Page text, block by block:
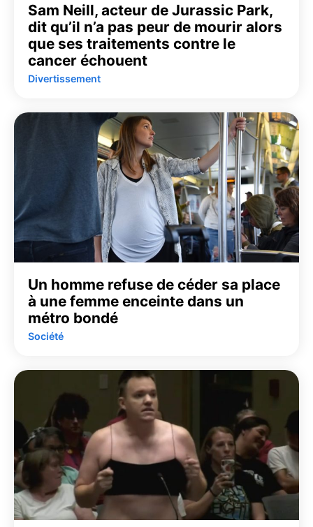
Sam Neill, acteur de Jurassic Park,
dit qu’il n’a pas peur de mourir alors
que ses traitements contre le
cancer échouent
Divertissement
Un homme refuse de céder sa place
à une femme enceinte dans un
métro bondé
Société